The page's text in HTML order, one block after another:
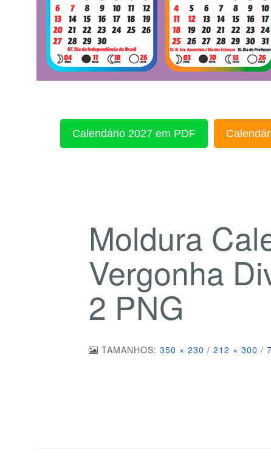
Calendário 2027 em PDF
Moldura
Vergonha
2 PNG
TAMANHOS:350 × 230 / 212 × 300 /